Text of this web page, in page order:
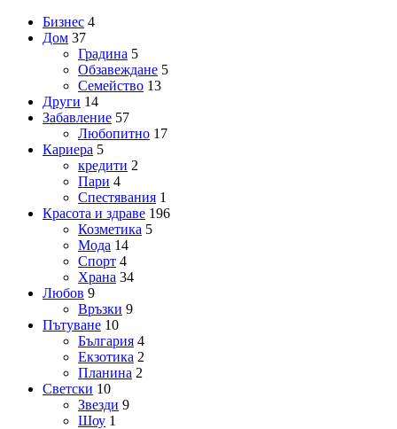
Бизнес 4
Дом 37
Градина 5
Обзавеждане 5
Семейство 13
Други 14
Забавление 57
Любопитно 17
Кариера 5
кредити 2
Пари 4
Спестявания 1
Красота и здраве 196
Козметика 5
Мода 14
Спорт 4
Храна 34
Любов 9
Връзки 9
Пътуване 10
България 4
Екзотика 2
Планина 2
Светски 10
Звезди 9
Шоу 1